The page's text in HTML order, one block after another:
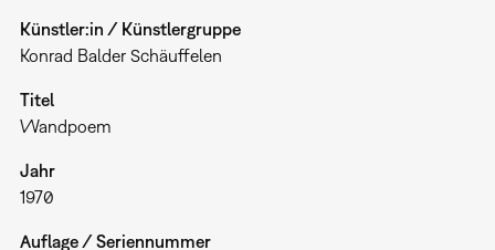
Künstler:in / Künstlergruppe
Konrad Balder Schäuffelen
Titel
Wandpoem
Jahr
1970
Auflage / Seriennummer